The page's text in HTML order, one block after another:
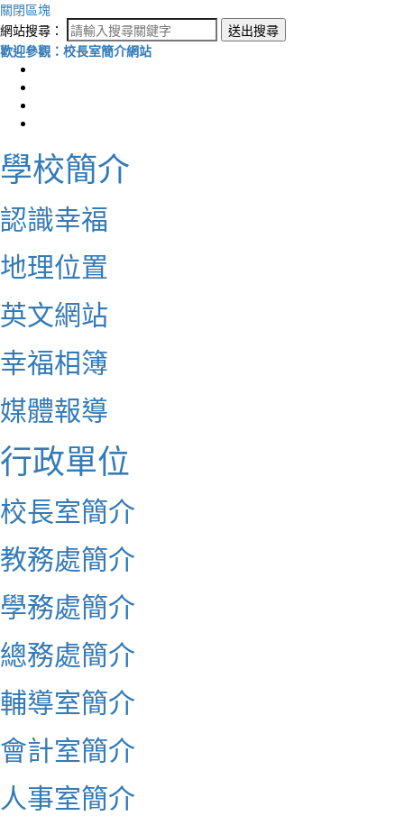
關閉區塊
網站搜尋：
送出搜尋
歡迎參觀：校長室簡介網站
學校簡介
認識幸福
地理位置
英文網站
幸福相簿
媒體報導
行政單位
校長室簡介
教務處簡介
學務處簡介
總務處簡介
輔導室簡介
會計室簡介
人事室簡介